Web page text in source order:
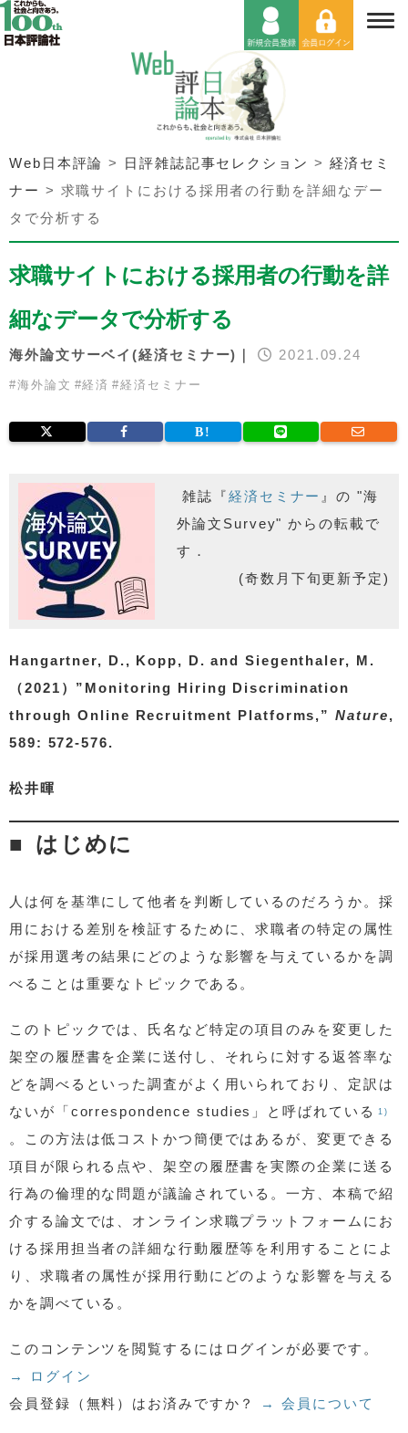
Web日本評論 > 日評雑誌記事セレクション > 経済セミ
ナー > 求職サイトにおける採用者の行動を詳細なデー
タで分析する
求職サイトにおける採用者の行動を詳
細なデータで分析する
海外論文サーベイ(経済セミナー)｜ 2021.09.24
#海外論文 #経済 #経済セミナー
雑誌『経済セミナー 』の "海
外論文Survey" からの転載で
す．
(奇数月下旬更新予定)
Hangartner, D., Kopp, D. and Siegenthaler, M.
（2021）”Monitoring Hiring Discrimination
through Online Recruitment Platforms,”Nature,
589: 572-576.
松井暉
はじめに
人は何を基準にして他者を判断しているのだろうか。採
用における差別を検証するために、求職者の特定の属性
が採用選考の結果にどのような影響を与えているかを調
べることは重要なトピックである。
このトピックでは、氏名など特定の項目のみを変更した
架空の履歴書を企業に送付し、それらに対する返答率な
どを調べるといった調査がよく用いられており、定訳は
ないが「correspondence studies」と呼ばれている
1)
。この方法は低コストかつ簡便ではあるが、変更できる
項目が限られる点や、架空の履歴書を実際の企業に送る
行為の倫理的な問題が議論されている。一方、本稿で紹
介する論文では、オンライン求職プラットフォームにお
ける採用担当者の詳細な行動履歴等を利用することによ
り、求職者の属性が採用行動にどのような影響を与える
かを調べている。
このコンテンツを閲覧するにはログインが必要です。
→ ログイン
会員登録（無料）はお済みですか？
→ 会員について